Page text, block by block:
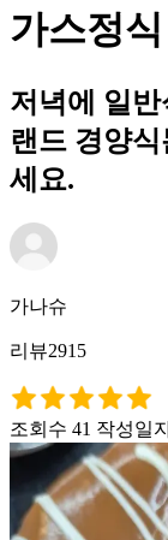
가스정
저녁에 일
랜드 경양
세요.
가나슈
리뷰2915
조회수 41 작성일